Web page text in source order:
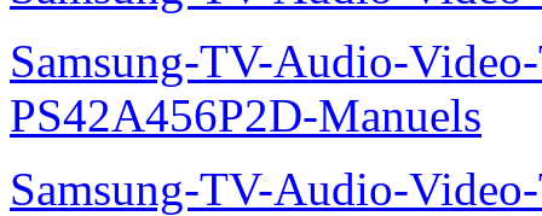
Samsung-TV-Audio-
PS42A456P2D-Manuels
Samsung-TV-Audio-